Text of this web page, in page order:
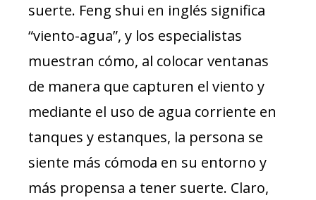
suerte. Feng shui en inglés significa
“viento-agua”, y los especialistas
muestran cómo, al colocar ventanas
de manera que capturen el viento y
mediante el uso de agua corriente en
tanques y estanques, la persona se
siente más cómoda en su entorno y
más propensa a tener suerte. Claro,